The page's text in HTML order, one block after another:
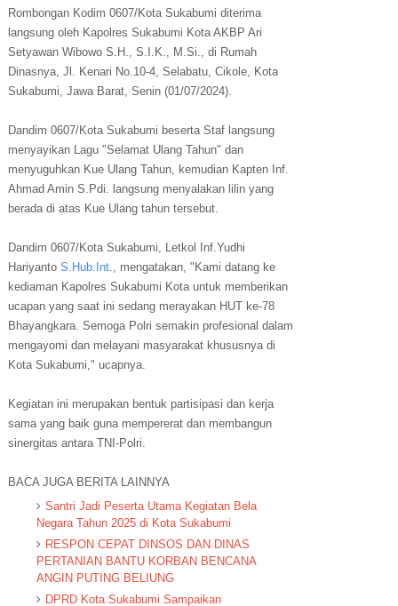
Rombongan Kodim 0607/Kota Sukabumi diterima
langsung oleh Kapolres Sukabumi Kota AKBP Ari
Setyawan Wibowo S.H., S.I.K., M.Si., di Rumah
Dinasnya, Jl. Kenari No.10-4, Selabatu, Cikole, Kota
Sukabumi, Jawa Barat, Senin (01/07/2024).
Dandim 0607/Kota Sukabumi beserta Staf langsung
menyayikan Lagu "Selamat Ulang Tahun" dan
menyuguhkan Kue Ulang Tahun, kemudian Kapten Inf.
Ahmad Amin S.Pdi. langsung menyalakan lilin yang
berada di atas Kue Ulang tahun tersebut.
Dandim 0607/Kota Sukabumi, Letkol Inf.Yudhi
Hariyanto S.Hub.Int., mengatakan, "Kami datang ke
kediaman Kapolres Sukabumi Kota untuk memberikan
ucapan yang saat ini sedang merayakan HUT ke-78
Bhayangkara. Semoga Polri semakin profesional dalam
mengayomi dan melayani masyarakat khususnya di
Kota Sukabumi," ucapnya.
Kegiatan ini merupakan bentuk partisipasi dan kerja
sama yang baik guna mempererat dan membangun
sinergitas antara TNI-Polri.
BACA JUGA BERITA LAINNYA
Santri Jadi Peserta Utama Kegiatan Bela
Negara Tahun 2025 di Kota Sukabumi‎
RESPON CEPAT DINSOS DAN DINAS
PERTANIAN BANTU KORBAN BENCANA
ANGIN PUTING BELIUNG
DPRD Kota Sukabumi Sampaikan